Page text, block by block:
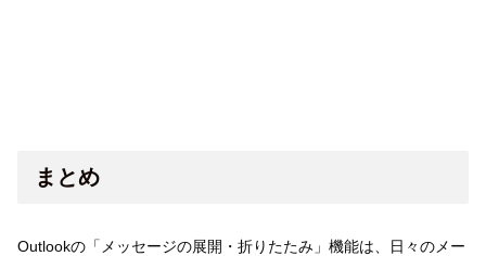
まとめ
Outlookの「メッセージの展開・折りたたみ」機能は、日々のメー